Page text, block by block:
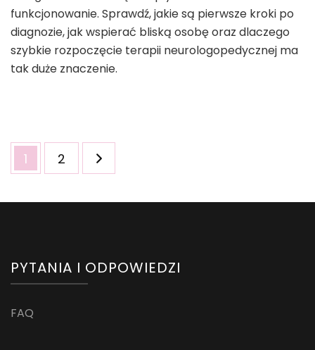
funkcjonowanie. Sprawdź, jakie są pierwsze kroki po
diagnozie, jak wspierać bliską osobę oraz dlaczego
szybkie rozpoczęcie terapii neurologopedycznej ma
tak duże znaczenie.
Stronicowanie
wpisów
Strona
1 Strona
2
PYTANIA I ODPOWIEDZI
FAQ